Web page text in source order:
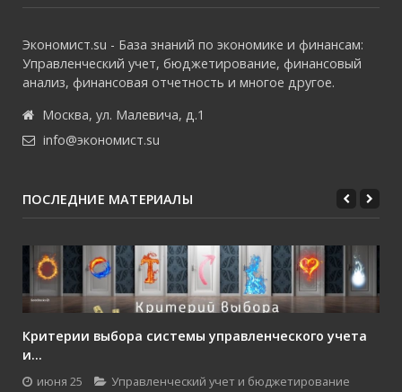
Экономист.su - База знаний по экономике и финансам:
Управленческий учет, бюджетирование, финансовый
анализ, финансовая отчетность и многое другое.
Москва, ул. Малевича, д.1
info@экономист.su
ПОСЛЕДНИЕ МАТЕРИАЛЫ
Критерии выбора системы управленческого учета
и...
июня 25 Управленческий учет и бюджетирование